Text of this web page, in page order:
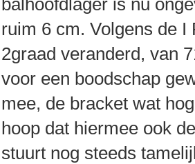
balhoofdlager is nu
ruim 6 cm. Volgens de
2graad veranderd, van
voor een boodschap
mee, de bracket wat
hoop dat hiermee ook
stuurt nog steeds